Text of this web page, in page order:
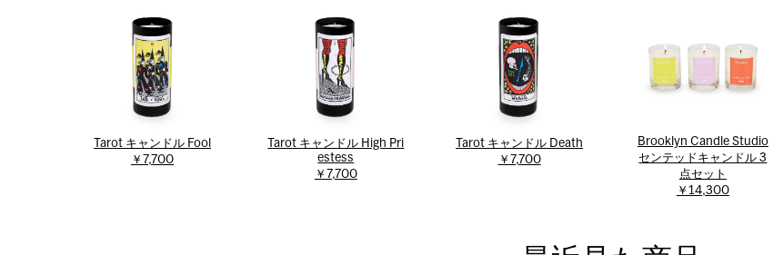
Tarot キャンドル Fool
￥7,700
Tarot キャンドル High Pri
estess
￥7,700
Tarot キャンドル Death
￥7,700
Brooklyn Candle Studio
センテッドキャンドル 3
点セット
￥14,300